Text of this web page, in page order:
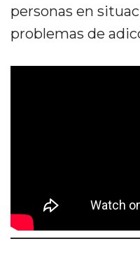
personas en
problemas de